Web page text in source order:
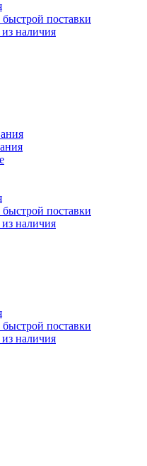
поставки
поставки
поставки